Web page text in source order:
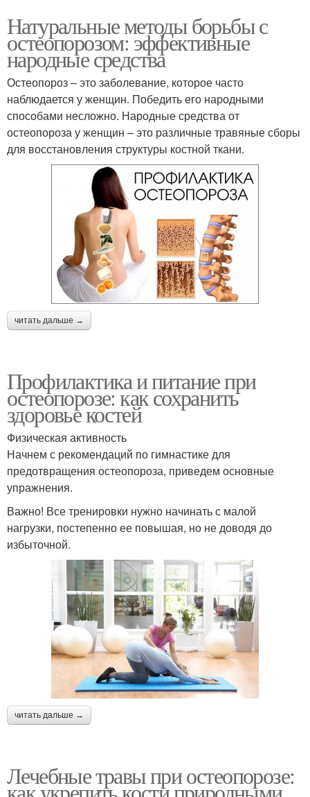
Натуральные методы борьбы с
остеопорозом: эффективные
народные средства
Остеопороз – это заболевание, которое часто
наблюдается у женщин. Победить его народными
способами несложно. Народные средства от
остеопороза у женщин – это различные травяные сборы
для восстановления структуры костной ткани.
читать дальше →
Профилактика и питание при
остеопорозе: как сохранить
здоровье костей
Физическая активность
Начнем с рекомендаций по гимнастике для
предотвращения остеопороза, приведем основные
упражнения.
Важно! Все тренировки нужно начинать с малой
нагрузки, постепенно ее повышая, но не доводя до
избыточной.
читать дальше →
Лечебные травы при остеопорозе: